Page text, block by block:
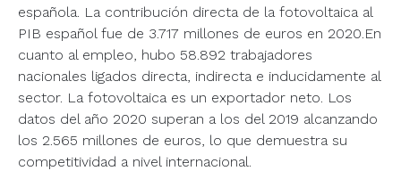
española. La contribución directa de la fotovoltaica al
PIB español fue de 3.717 millones de euros en 2020.En
cuanto al empleo, hubo 58.892 trabajadores
nacionales ligados directa, indirecta e inducidamente al
sector. La fotovoltaica es un exportador neto. Los
datos del año 2020 superan a los del 2019 alcanzando
los 2.565 millones de euros, lo que demuestra su
competitividad a nivel internacional.